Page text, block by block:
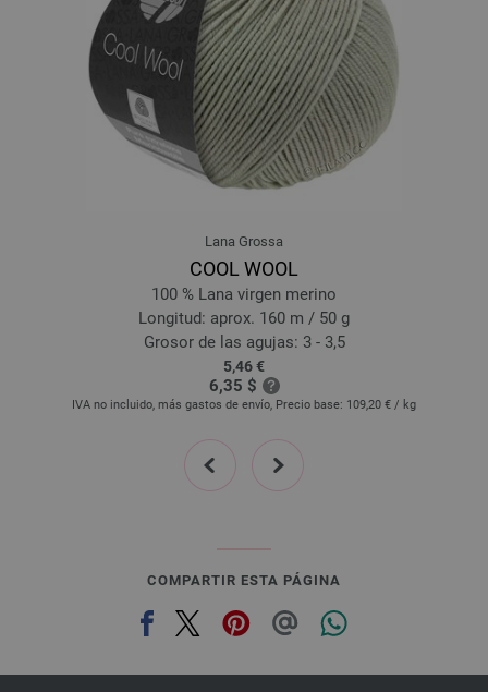
16-negro | EAN: 4033493334709
17-beige | EAN: 4033493354134
18-naranja | EAN: 4033493354141
19-rosa | EAN: 4033493354158
20-viola | EAN: 4033493354165
21-azul noche | EAN: 4033493354172
22-verde mayo | EAN: 4033493354189
24-amarillo | EAN: 4033493360746
25-verde claro | EAN: 4033493360753
26-azul | EAN: 4033493360760
27-rosa delicada | EAN: 4033493395717
28-rojo oscuro | EAN: 4033493395724
29-marrón oscuro | EAN: 4033493395731
31-verde blanco | EAN: 4033493395755
32-gris marrón | EAN: 4033493395762
Lana Grossa
COOL WOOL
100 % Lana virgen merino
Longitud: aprox. 160 m / 50 g
Grosor de las agujas: 3 - 3,5
5,46 €
6,35 $
IVA no incluido, más gastos de envío, Precio base: 109,20 € / kg
prev next
COMPARTIR ESTA PÁGINA